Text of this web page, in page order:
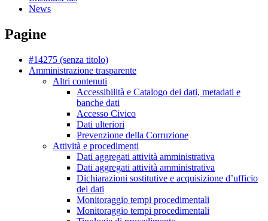
News
Pagine
#14275 (senza titolo)
Amministrazione trasparente
Altri contenuti
Accessibilità e Catalogo dei dati, metadati e
banche dati
Accesso Civico
Dati ulteriori
Prevenzione della Corruzione
Attività e procedimenti
Dati aggregati attività amministrativa
Dati aggregati attività amministrativa
Dichiarazioni sostitutive e acquisizione d’ufficio
dei dati
Monitoraggio tempi procedimentali
Monitoraggio tempi procedimentali